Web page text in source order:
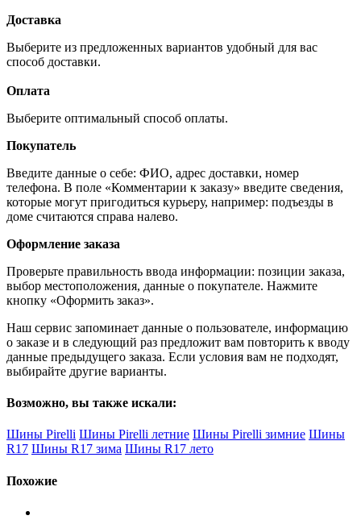
Доставка
Выберите из предложенных вариантов удобный для вас
способ доставки.
Оплата
Выберите оптимальный способ оплаты.
Покупатель
Введите данные о себе: ФИО, адрес доставки, номер
телефона. В поле «Комментарии к заказу» введите сведения,
которые могут пригодиться курьеру, например: подъезды в
доме считаются справа налево.
Оформление заказа
Проверьте правильность ввода информации: позиции заказа,
выбор местоположения, данные о покупателе. Нажмите
кнопку «Оформить заказ».
Наш сервис запоминает данные о пользователе, информацию
о заказе и в следующий раз предложит вам повторить к вводу
данные предыдущего заказа. Если условия вам не подходят,
выбирайте другие варианты.
Возможно, вы также искали:
Шины Pirelli Шины Pirelli летние Шины Pirelli зимние Шины
R17 Шины R17 зима Шины R17 лето
Похожие